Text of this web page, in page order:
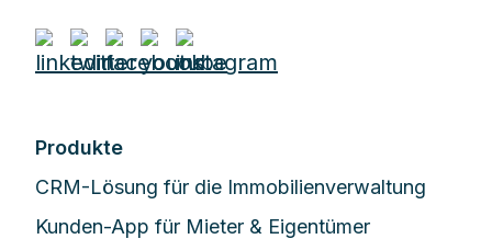
Produkte
CRM-Lösung für die Immobilienverwaltung
Kunden-App für Mieter & Eigentümer